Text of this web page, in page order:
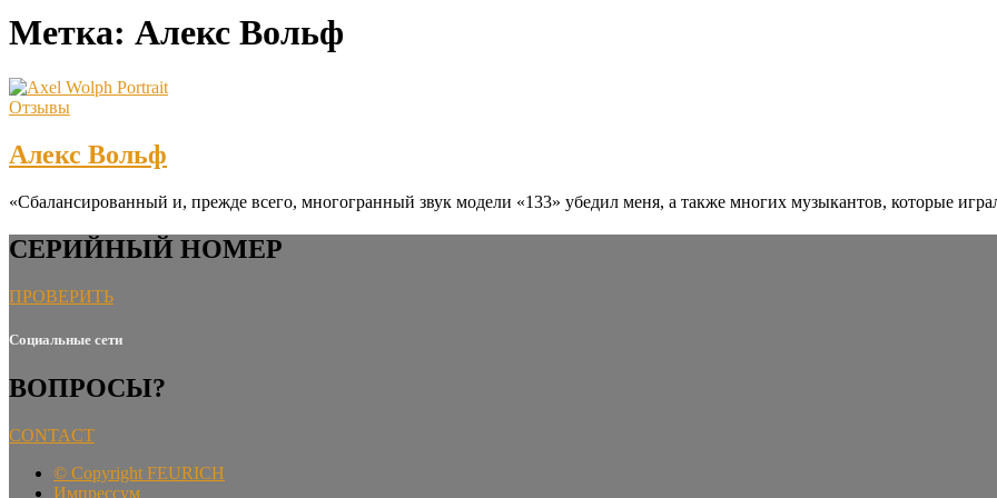
Метка: Алекс Вольф
Отзывы
Алекс Вольф
«Сбалансированный и, прежде всего, многогранный звук модели «133» убедил меня, а также многих музыкантов, которые
СЕРИЙНЫЙ НОМЕР
ПРОВЕРИТЬ
Социальные сети
ВОПРОСЫ?
CONTACT
© Copyright FEURICH
Импрессум